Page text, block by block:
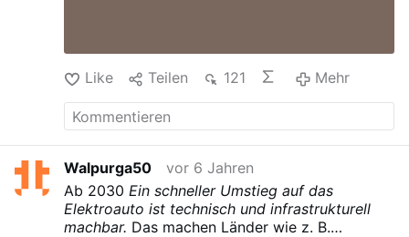
Like Teilen 121 Mehr
Walpurga50
vor 6 Jahren
Ab 2030 Ein schneller Umstieg auf das
Elektroauto ist technisch und infrastrukturell
machbar. Das machen Länder wie z. B.